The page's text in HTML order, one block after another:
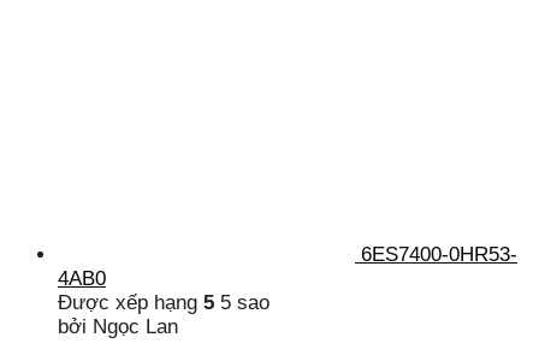
6ES7400-0HR53-
4AB0
Được xếp hạng 5 5 sao
bởi Ngọc Lan